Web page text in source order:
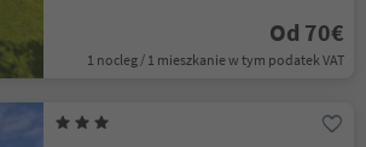
Od 70€
1 nocleg / 1 mieszkanie w tym podatek VAT